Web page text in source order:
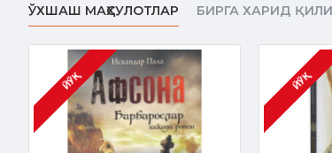
ЎХШАШ МАҲСУЛОТЛАР БИРГА ХАРИД
ЙЎҚ ЙЎҚ